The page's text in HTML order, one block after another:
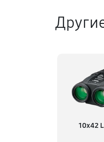
10x42 L